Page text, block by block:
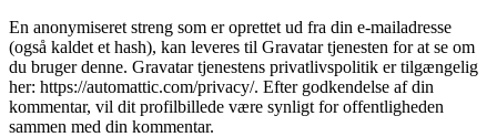
En anonymiseret streng som er oprettet ud fra din e-mailadresse
(også kaldet et hash), kan leveres til Gravatar tjenesten for at se om
du bruger denne. Gravatar tjenestens privatlivspolitik er tilgængelig
her: https://automattic.com/privacy/. Efter godkendelse af din
kommentar, vil dit profilbillede være synligt for offentligheden
sammen med din kommentar.